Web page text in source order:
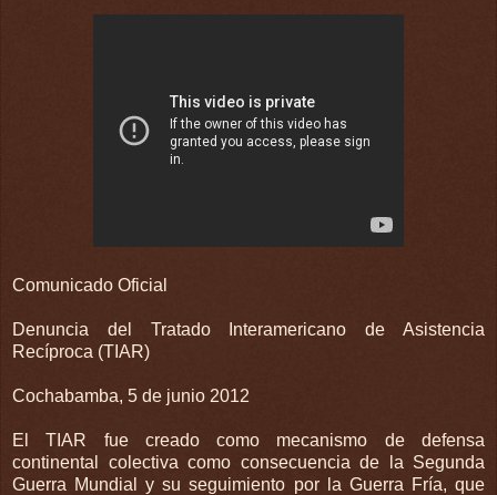
Comunicado Oficial
Denuncia del Tratado Interamericano de Asistencia
Recíproca (TIAR)
Cochabamba, 5 de junio 2012
El TIAR fue creado como mecanismo de defensa
continental colectiva como consecuencia de la Segunda
Guerra Mundial y su seguimiento por la Guerra Fría, que